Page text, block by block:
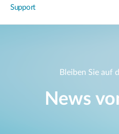
Support
Bleiben Sie auf
News